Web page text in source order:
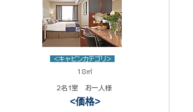
<キャビンカテゴリ>
18㎡
2名1室 お一人様
<価格>